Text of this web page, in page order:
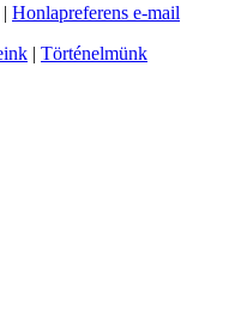
| Honlapreferens e-mail
| Történelmünk